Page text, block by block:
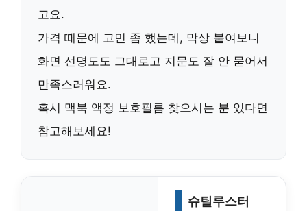
고요.
가격 때문에 고민 좀 했는데, 막상 붙여보니
화면 선명도도 그대로고 지문도 잘 안 묻어서
만족스러워요.
혹시 맥북 액정 보호필름 찾으시는 분 있다면
참고해보세요!
슈틸루스터